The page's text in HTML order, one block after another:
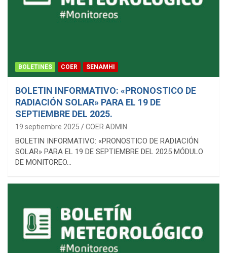
BOLETINES COER SENAMHI
BOLETIN INFORMATIVO: «PRONOSTICO DE
RADIACIÓN SOLAR» PARA EL 19 DE
SEPTIEMBRE DEL 2025.
19 septiembre 2025 COER ADMIN
BOLETIN INFORMATIVO: «PRONOSTICO DE RADIACIÓN
SOLAR» PARA EL 19 DE SEPTIEMBRE DEL 2025 MÓDULO
DE MONITOREO…